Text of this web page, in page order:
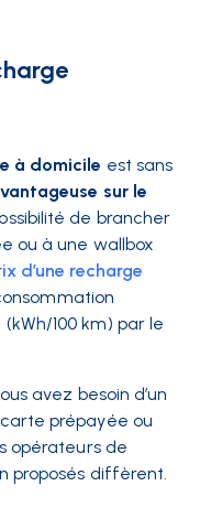
à domicile est sans
sur le
de brancher
ou à une wallbox
d’une recharge
100 km) par le
avez besoin d’un
carte prépayée ou
opérateurs de
proposés diffèrent.